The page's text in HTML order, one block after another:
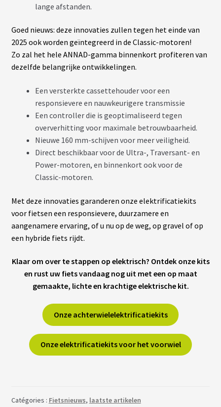
lange afstanden.
Goed nieuws: deze innovaties zullen tegen het einde van
2025 ook worden geïntegreerd in de Classic-motoren!
Zo zal het hele ANNAD-gamma binnenkort profiteren van
dezelfde belangrijke ontwikkelingen.
Een versterkte cassettehouder voor een
responsievere en nauwkeurigere transmissie
Een controller die is geoptimaliseerd tegen
oververhitting voor maximale betrouwbaarheid.
Nieuwe 160 mm-schijven voor meer veiligheid.
Direct beschikbaar voor de Ultra-, Traversant- en
Power-motoren, en binnenkort ook voor de
Classic-motoren.
Met deze innovaties garanderen onze elektrificatiekits
voor fietsen een responsievere, duurzamere en
aangenamere ervaring, of u nu op de weg, op gravel of op
een hybride fiets rijdt.
Klaar om over te stappen op elektrisch? Ontdek onze kits
en rust uw fiets vandaag nog uit met een op maat
gemaakte, lichte en krachtige elektrische kit.
Onze achterwielelektrificatiekits
Onze elektrificatiekits voor het voorwiel
Catégories : Fietsnieuws, laatste artikelen